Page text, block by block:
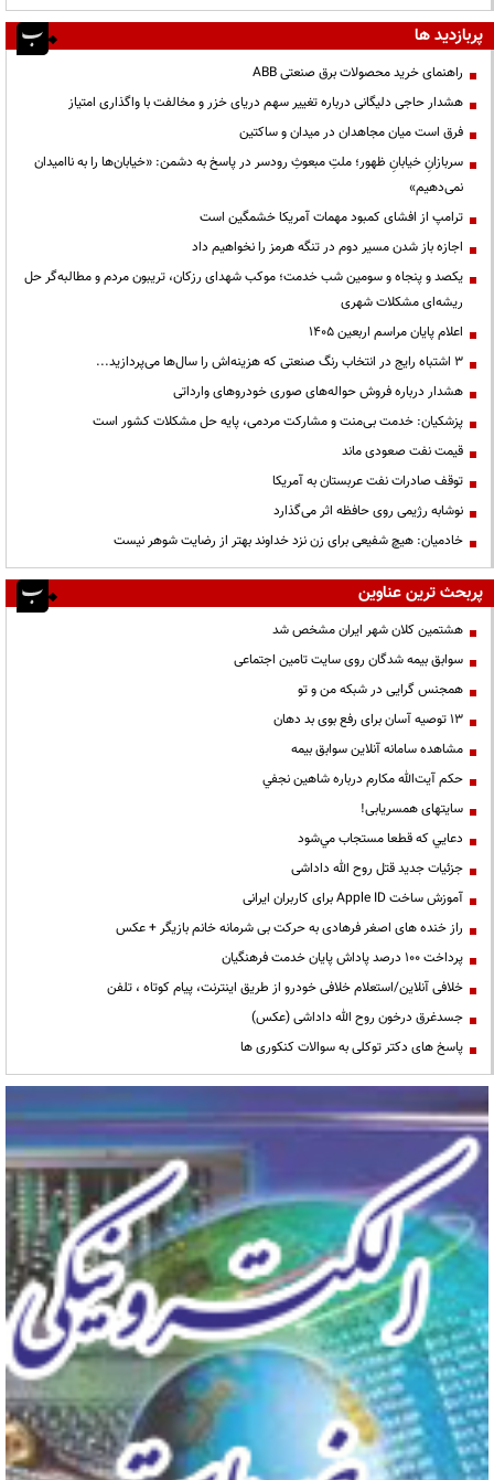
پربازدید ها
راهنمای خرید محصولات برق صنعتی ABB
هشدار حاجی دلیگانی درباره تغییر سهم دریای خزر و مخالفت با واگذاری امتیاز
فرق است میان مجاهدان در میدان و ساکتین
سربازانِ خیابانِ ظهور؛ ملتِ مبعوثِ رودسر در پاسخ به دشمن: «خیابان‌ها را به ناامیدان
نمی‌دهیم»
ترامپ از افشای کمبود مهمات آمریکا خشمگین است
اجازه باز شدن مسیر دوم در تنگه هرمز را نخواهیم داد
یکصد و پنجاه و سومین شب خدمت؛ موکب شهدای رزکان، تریبون مردم و مطالبه‌گر حل
ریشه‌ای مشکلات شهری
اعلام پایان مراسم اربعین ۱۴۰۵
3 اشتباه رایج در انتخاب رنگ صنعتی که هزینه‌اش را سال‌ها می‌پردازید...
هشدار درباره فروش حواله‌های صوری خودروهای وارداتی
پزشکیان: خدمت بی‌منت و مشارکت مردمی، پایه حل مشکلات کشور است
قیمت نفت صعودی ماند
توقف صادرات نفت عربستان به آمریکا
نوشابه رژیمی روی حافظه اثر می‌گذارد
خادمیان: هیچ شفیعی برای زن نزد خداوند بهتر از رضایت شوهر نیست
پربحث ترین عناوین
هشتمین کلان شهر ایران مشخص شد
سوابق بیمه شدگان روی سایت تامین اجتماعی
همجنس گرایی در شبکه من و تو
13 توصیه آسان برای رفع بوی بد دهان
مشاهده سامانه آنلاين سوابق بیمه
حكم آيت‌الله مكارم درباره شاهين نجفي
سایتهای همسریابی!
دعايي كه قطعا مستجاب مي‌شود
جزئیات جدید قتل روح الله داداشی
آموزش ساخت Apple ID برای کاربران ایرانی
راز خنده های اصغر فرهادی به حرکت بی شرمانه خانم بازیگر + عکس
پرداخت ۱۰۰ درصد پاداش پایان خدمت فرهنگیان
خلافی آنلاین/استعلام خلافی خودرو از طریق اینترنت، پیام کوتاه ، تلفن
جسدغرق درخون روح الله داداشی (عکس)
پاسخ های دکتر توکلی به سوالات کنکوری ها